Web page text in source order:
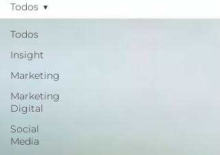
Todos
Insight
Marketing
Marketing
Digital
Social
Media
Todos